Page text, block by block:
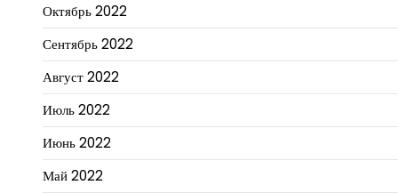
Октябрь 2022
Сентябрь 2022
Август 2022
Июль 2022
Июнь 2022
Май 2022